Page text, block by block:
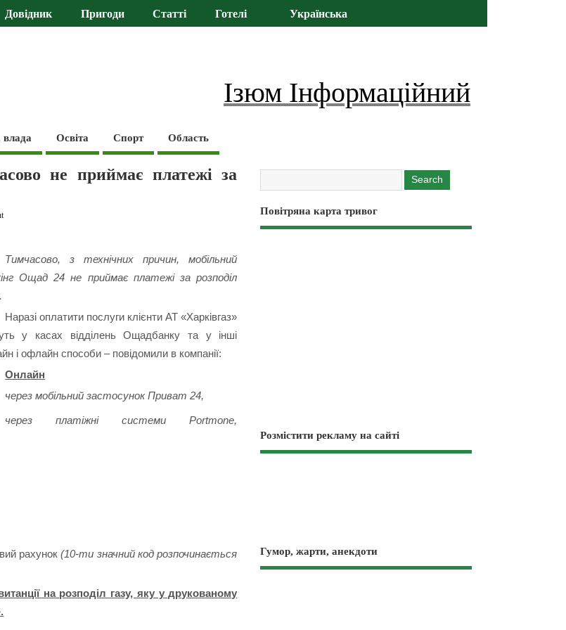
Довідник Пригоди Статті Готелі Українська
Ізюм Інформаційний
влада Освіта Спорт Область
не приймає платежі за
Тимчасово, з технічних причин, мобільний
Ощад 24 не приймає платежі за розподіл
Наразі оплатити послуги клієнти АТ «Харківгаз»
у касах відділень Ощадбанку та у інші
і офлайн способи – повідомили в компанії:
Онлайн
через мобільний застосунок Приват 24,
через платіжні системи Portmone,
рахунок(10-ти значний код розпочинається
на розподіл газу, яку у друкованому
Повітряна карта тривог
Розмістити рекламу на сайті
Гумор, жарти, анекдоти